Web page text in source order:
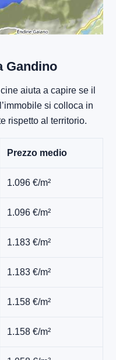
Gandino
aiuta a capire se il
si colloca in
rispetto al territorio.
Prezzo medio
1.096 €/m²
1.096 €/m²
1.183 €/m²
1.183 €/m²
1.158 €/m²
1.158 €/m²